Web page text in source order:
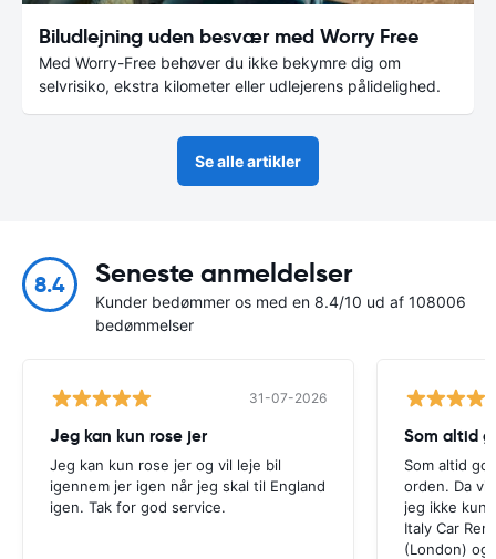
Biludlejning uden besvær med Worry Free
Med Worry-Free behøver du ikke bekymre dig om
selvrisiko, ekstra kilometer eller udlejerens pålidelighed.
Se alle artikler
8.4 Seneste anmeldelser
Kunder bedømmer os med en 8.4/10 ud af 108006
bedømmelser
31-07-2026
Jeg kan kun rose jer
Jeg kan kun rose jer og vil leje bil
igennem jer igen når jeg skal til England
igen. Tak for god service.
Som altid
Som altid
orden. Da vi
jeg ikke
Italy Car
(London) og